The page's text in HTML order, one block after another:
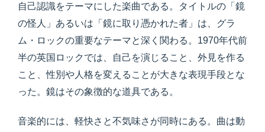
自己認識をテーマにした楽曲である。タイトルの「鏡
の怪人」あるいは「鏡に取り憑かれた者」は、グラ
ム・ロックの重要なテーマと深く関わる。1970年代前
半の英国ロックでは、自己を演じること、外見を作る
こと、性別や人格を変えることが大きな表現手段とな
った。鏡はその象徴的な道具である。
音楽的には、軽快さと不気味さが同時にある。曲は動